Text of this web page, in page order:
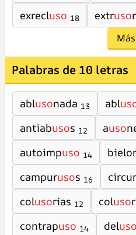
exrecluso 18 extruso
Palabras de 10 letras
ablusonada 13 abl
antiabusos 12 auso
autoimpuso 14
campurusos 16
colusorias 12 coluso
contrapuso 14 deluso